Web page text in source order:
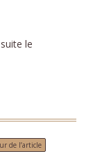
le
de l’article